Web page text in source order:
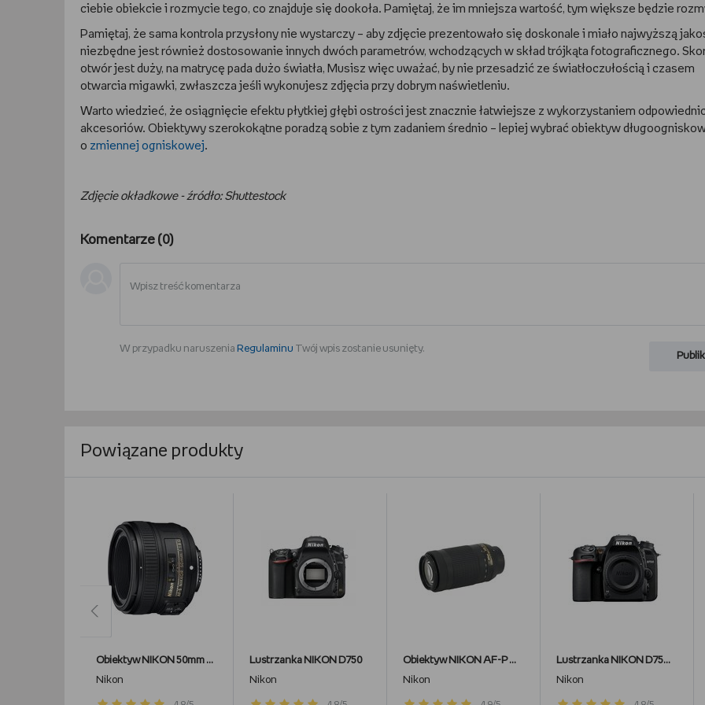
ciebie obiekcie i rozmycie tego, co znajduje się dookoła. Pamiętaj, że im mniejsza wartość, tym większe będzie
Pamiętaj, że sama kontrola przysłony nie wystarczy – aby zdjęcie prezentowało się doskonale i miało najwyższą
niezbędne jest również dostosowanie innych dwóch parametrów, wchodzących w skład trójkąta fotograficznego.
otwór jest duży, na matrycę pada dużo światła, Musisz więc uważać, by nie przesadzić ze światłoczułością i czasem
otwarcia migawki, zwłaszcza jeśli wykonujesz zdjęcia przy dobrym naświetleniu.
Warto wiedzieć, że osiągnięcie efektu płytkiej głębi ostrości jest znacznie łatwiejsze z wykorzystaniem
akcesoriów. Obiektywy szerokokątne poradzą sobie z tym zadaniem średnio – lepiej wybrać obiektyw
o zmiennej ogniskowej.
Zdjęcie okładkowe - źródło: Shuttestock
Komentarze (0)
W przypadku naruszenia Regulaminu Twój wpis zostanie usunięty.
Powiązane produkty
Obiektyw NIKON 50mm f/1.8G Nikkor
Nikon
Lustrzanka NIKON D750
Nikon
Obiektyw NIKON AF-P DX Nikkor 70-300 mm, f/4.5-6.3, G ED VR, bagnet Nikon
Nikon
Lustrzanka NIKON D7500 Body
Nikon